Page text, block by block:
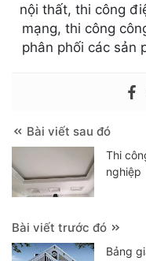
nội thất, thi công
mạng, thi công
phân phối các sản
Bài viết sau đó
Thi
nghiệp
Bài viết trước đó
Bảng